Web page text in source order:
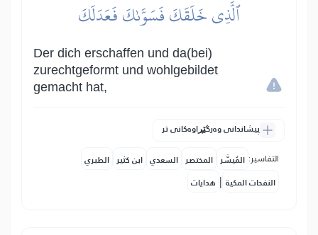
ٱلَّذِي خَلَقَكَ فَسَوَّىٰكَ فَعَدَلَكَ
Der dich erschaffen und da(bei)
zurechtgeformt und wohlgebildet
gemacht hat,
پیشاندانی وەرگێڕاوەکانی تر
التفاسير: المُيسَّر المختصر السعدي ابن كثير الطبري
النفحات المكية | هدايات